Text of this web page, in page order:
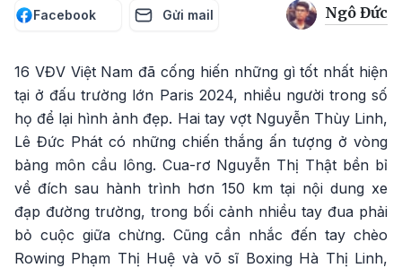
Facebook Gửi mail Ngô Đức
16 VĐV Việt Nam đã cống hiến những gì tốt nhất hiện
tại ở đấu trường lớn Paris 2024, nhiều người trong số
họ để lại hình ảnh đẹp. Hai tay vợt Nguyễn Thùy Linh,
Lê Đức Phát có những chiến thắng ấn tượng ở vòng
bảng môn cầu lông. Cua-rơ Nguyễn Thị Thật bền bỉ
về đích sau hành trình hơn 150 km tại nội dung xe
đạp đường trường, trong bối cảnh nhiều tay đua phải
bỏ cuộc giữa chừng. Cũng cần nhắc đến tay chèo
Rowing Phạm Thị Huệ và võ sĩ Boxing Hà Thị Linh,